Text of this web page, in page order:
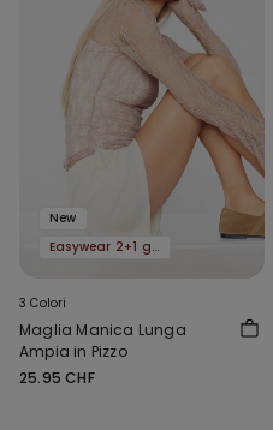
New
Easywear 2+1 gratis
3 Colori
Maglia Manica Lunga
Ampia in Pizzo
25.95 CHF